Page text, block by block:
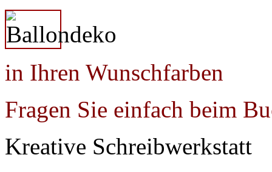
in Ihren Wunschfarben
Fragen Sie einfach beim
Kreative Schreibwerkstatt